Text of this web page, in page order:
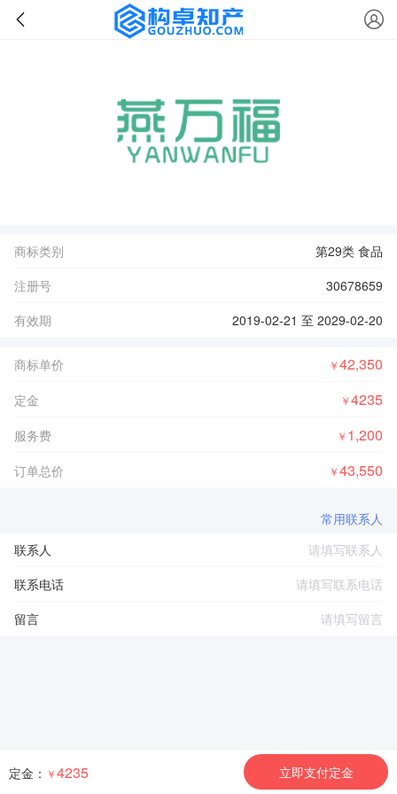
商标类别
第29类 食品
注册号
30678659
有效期
2019-02-21 至 2029-02-20
商标单价 ￥42,350
定金 ￥4235
服务费 ￥ 1,200
订单总价 ￥43,550
常用联系人
联系人
联系电话
留言
定金： ￥4235 立即支付定金